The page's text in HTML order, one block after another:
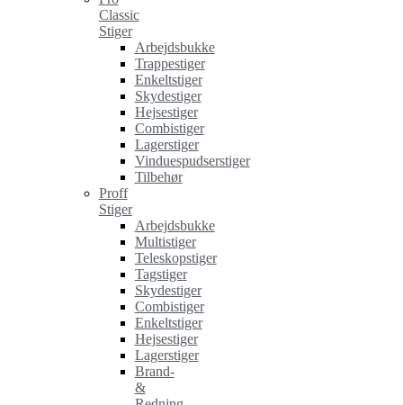
Classic
Stiger
Arbejdsbukke
Trappestiger
Enkeltstiger
Skydestiger
Hejsestiger
Combistiger
Lagerstiger
Vinduespudserstiger
Tilbehør
Proff
Stiger
Arbejdsbukke
Multistiger
Teleskopstiger
Tagstiger
Skydestiger
Combistiger
Enkeltstiger
Hejsestiger
Lagerstiger
Brand-
&